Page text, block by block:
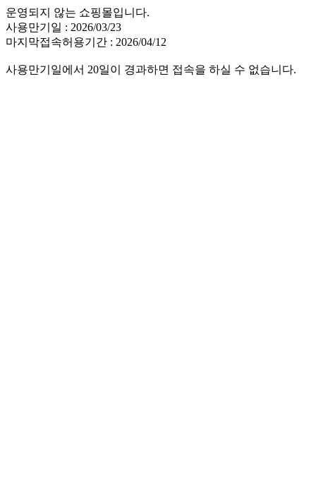
운영되지 않는 쇼핑몰입니다.
사용만기일 : 2026/03/23
마지막접속허용기간 : 2026/04/12
사용만기일에서 20일이 경과하면 접속을 하실 수 없습니다.